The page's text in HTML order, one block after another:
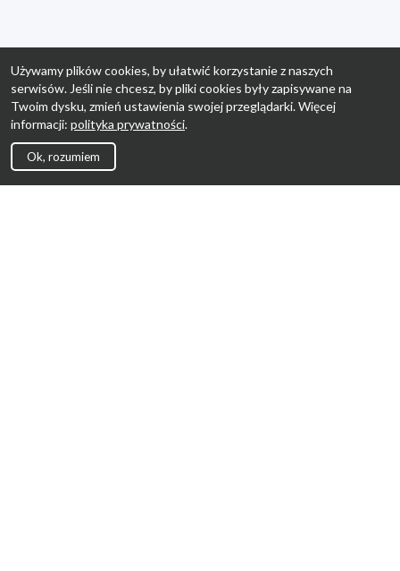
Używamy plików cookies, by ułatwić korzystanie z naszych
serwisów. Jeśli nie chcesz, by pliki cookies były zapisywane na
Twoim dysku, zmień ustawienia swojej przeglądarki. Więcej
informacji: polityka prywatności.
Ok, rozumiem